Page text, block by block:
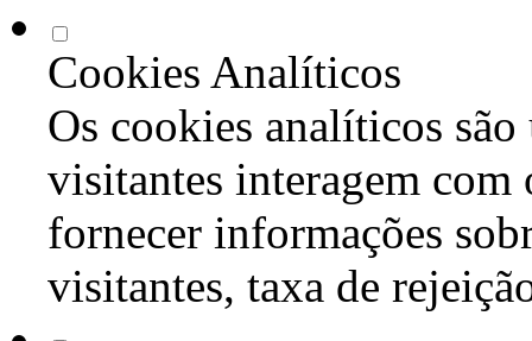
Cookies Analíticos
Os cookies analíticos são
visitantes interagem com
fornecer informações
visitantes, taxa de